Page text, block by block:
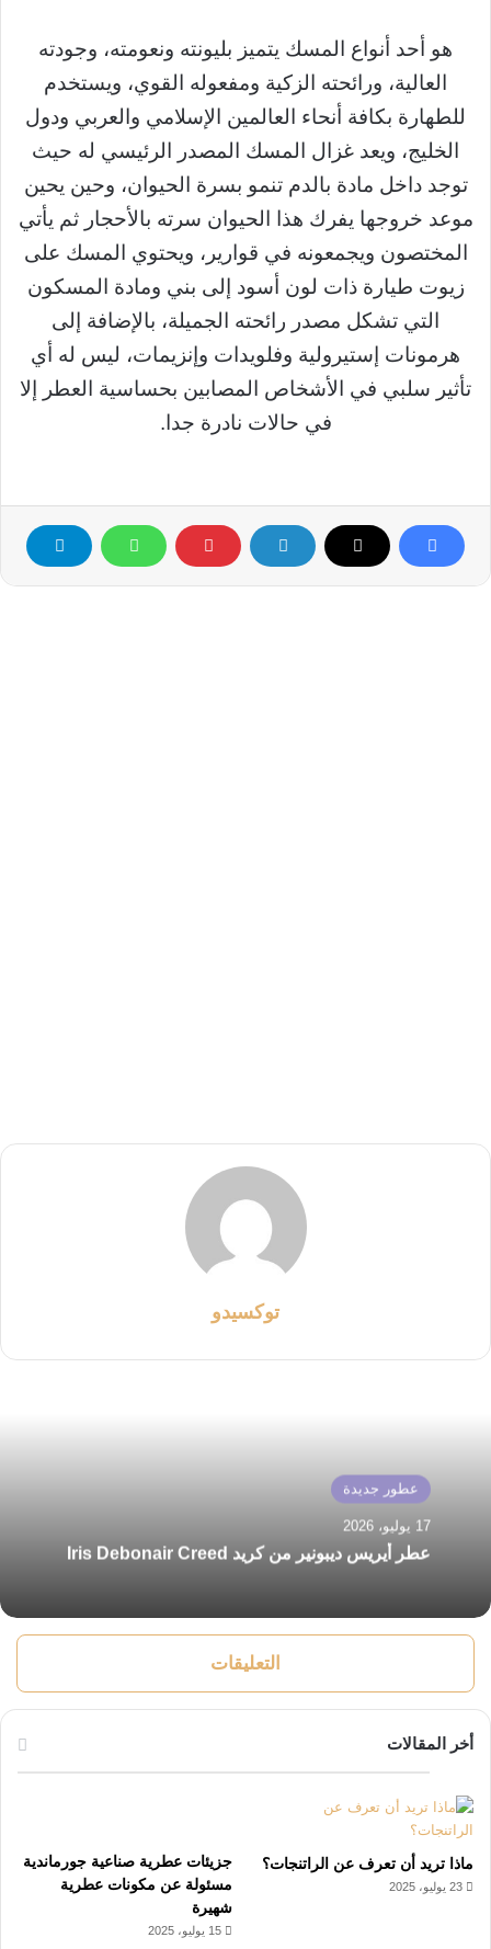
هو أحد أنواع المسك يتميز بليونته ونعومته، وجودته
العالية، ورائحته الزكية ومفعوله القوي، ويستخدم
للطهارة بكافة أنحاء العالمين الإسلامي والعربي ودول
الخليج، ويعد غزال المسك المصدر الرئيسي له حيث
توجد داخل مادة بالدم تنمو بسرة الحيوان، وحين يحين
موعد خروجها يفرك هذا الحيوان سرته بالأحجار ثم يأتي
المختصون ويجمعونه في قوارير، ويحتوي المسك على
زيوت طيارة ذات لون أسود إلى بني ومادة المسكون
التي تشكل مصدر رائحته الجميلة، بالإضافة إلى
هرمونات إستيرولية وفلويدات وإنزيمات، ليس له أي
تأثير سلبي في الأشخاص المصابين بحساسية العطر إلا
في حالات نادرة جدا.
توكسيدو
عطور جديدة
17 يوليو، 2026
عطر أيريس ديبونير من كريد Iris Debonair Creed
التعليقات
أخر المقالات
ماذا تريد أن تعرف عن الراتنجات؟
23 يوليو، 2025
جزيئات عطرية صناعية جورماندية
مسئولة عن مكونات عطرية
شهيرة
15 يوليو، 2025